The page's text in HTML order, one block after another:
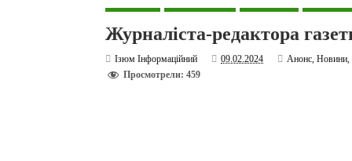
Журналіста-редактора
Ізюм Інформаційний 09.02.2024 Анонс,Новини,
Просмотрели: 459